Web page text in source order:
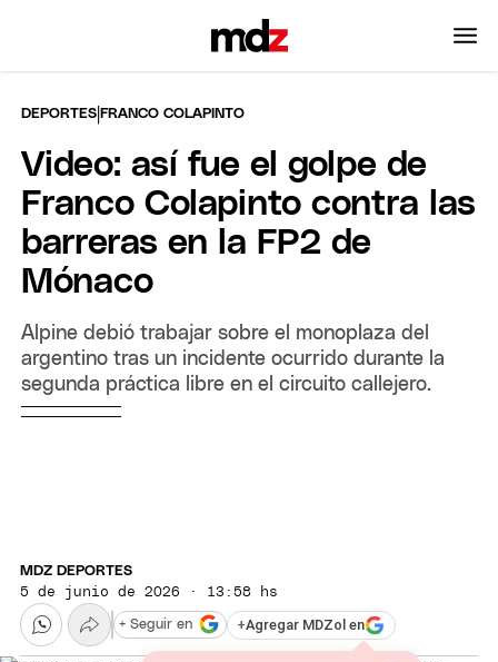
DEPORTES |FRANCO COLAPINTO
Video: así fue el golpe de
Franco Colapinto contra las
barreras en la FP2 de
Mónaco
Alpine debió trabajar sobre el monoplaza del
argentino tras un incidente ocurrido durante la
segunda práctica libre en el circuito callejero.
MDZ DEPORTES
5 de junio de 2026 · 13:58 hs
+Agregar MDZol en
+ Seguir en